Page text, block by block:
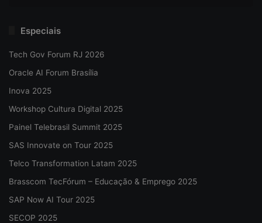
Especiais
Tech Gov Forum RJ 2026
Oracle AI Forum Brasília
Inova 2025
Workshop Cultura Digital 2025
Painel Telebrasil Summit 2025
SAS Innovate on Tour 2025
Telco Transformation Latam 2025
Brasscom TecFórum – Educação & Emprego 2025
SAP Now AI Tour 2025
SECOP 2025